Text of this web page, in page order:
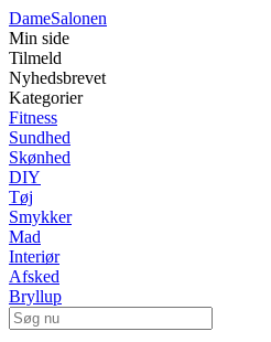
DameSalonen
Min side
Tilmeld
Nyhedsbrevet
Kategorier
Fitness
Sundhed
Skønhed
DIY
Tøj
Smykker
Mad
Interiør
Afsked
Bryllup